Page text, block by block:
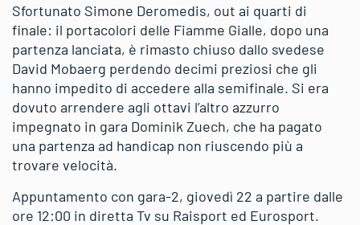
Sfortunato Simone Deromedis, out ai quarti di
finale: il portacolori delle Fiamme Gialle, dopo una
partenza lanciata, è rimasto chiuso dallo svedese
David Mobaerg perdendo decimi preziosi che gli
hanno impedito di accedere alla semifinale. Si era
dovuto arrendere agli ottavi l’altro azzurro
impegnato in gara Dominik Zuech, che ha pagato
una partenza ad handicap non riuscendo più a
trovare velocità.
Appuntamento con gara-2, giovedì 22 a partire dalle
ore 12:00 in diretta Tv su Raisport ed Eurosport.